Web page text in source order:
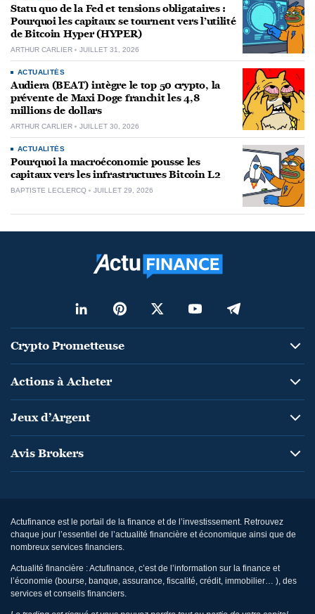
Statu quo de la Fed et tensions obligataires :
Pourquoi les capitaux se tournent vers l’utilité
de Bitcoin Hyper (HYPER)
ARTHUR CARLIER JUILLET 31, 2026
ACTUALITÉS
Audiera (BEAT) intègre le top 50 crypto, la
prévente de Maxi Doge franchit les 4,8
millions de dollars
ARTHUR CARLIER JUILLET 30, 2026
ACTUALITÉS
Pourquoi la macroéconomie pousse les
capitaux vers les infrastructures Bitcoin L2
BAPTISTE LECLERCQ JUILLET 29, 2026
Crypto Prometteuse
Actions à Acheter
Jeux d’Argent
Avis Brokers
Actufinance est le portail de la finance et de l’investissement. Retrouvez
chaque jour l’essentiel de l’actualité financière et économique ainsi que de
nombreux services financiers.
Actualité financière : Actufinance, c’est de l’information sur la finance et
l’économie (bourse, banque, assurance, fiscalité, crédit, immobilier… ), des
services et conseils financiers.